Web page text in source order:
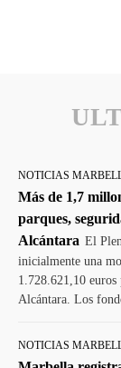
NOTICIAS
Más de 1,7
parques,
Alcántara El
inicialmente una
1.728.621,10 euros
Alcántara. Los
NOTICIAS